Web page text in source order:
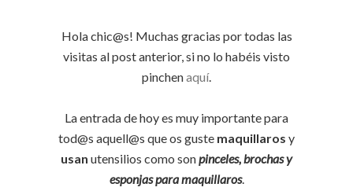
Hola chic@s! Muchas gracias por todas las
visitas al post anterior, si no lo habéis visto
pinchenaquí.
La entrada de hoy es muy importante para
tod@s aquell@s que os guste maquillaros y
usan utensilios como sonpinceles, brochas y
esponjas para maquillaros.